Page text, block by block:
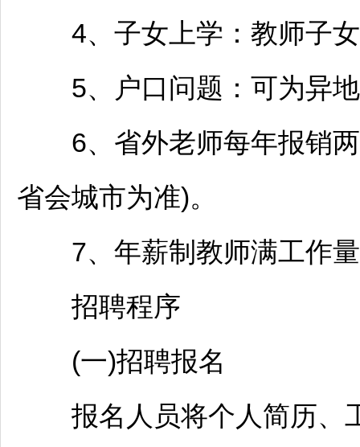
4、子女上学： 教师子
5、户口问题：可为异地
6、省外老师每年报销两
省会城市为准)。
7、年薪制教师满工作
招聘程序
(一)招聘报名
报名人员将个人简历、